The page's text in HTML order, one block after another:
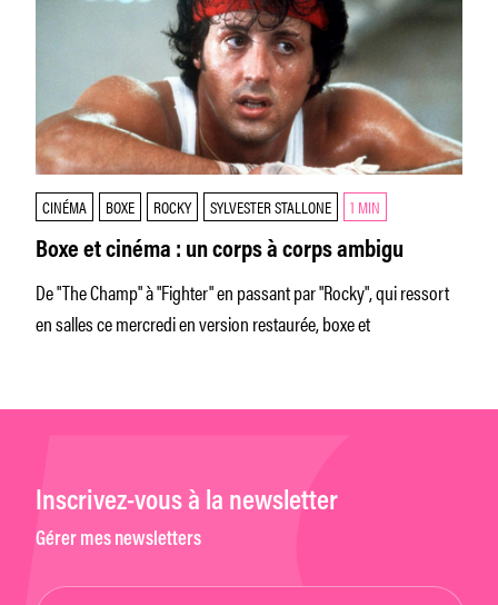
CINÉMA BOXE ROCKY SYLVESTER STALLONE 1 MIN
Boxe et cinéma : un corps à corps ambigu
De "The Champ" à "Fighter" en passant par "Rocky", qui ressort
en salles ce mercredi en version restaurée, boxe et
Inscrivez-vous à la newsletter
Gérer mes newsletters